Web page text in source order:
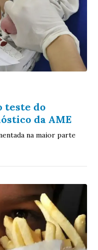
teste do
da AME
na maior parte